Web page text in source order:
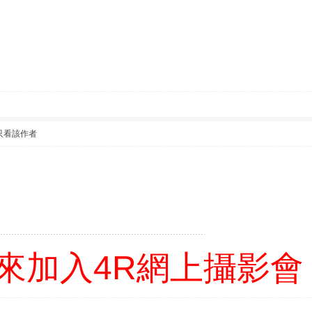
看該作者
加入4R網上攝影會